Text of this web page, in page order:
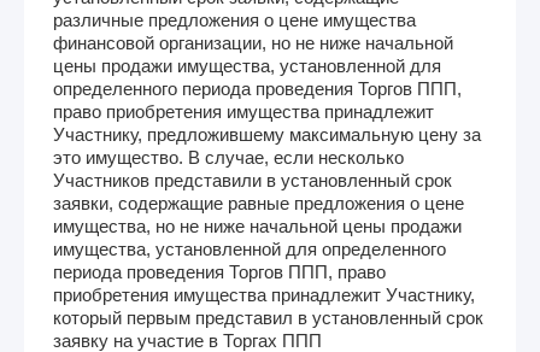
различные предложения о цене имущества
финансовой организации, но не ниже начальной
цены продажи имущества, установленной для
определенного периода проведения Торгов ППП,
право приобретения имущества принадлежит
Участнику, предложившему максимальную цену за
это имущество. В случае, если несколько
Участников представили в установленный срок
заявки, содержащие равные предложения о цене
имущества, но не ниже начальной цены продажи
имущества, установленной для определенного
периода проведения Торгов ППП, право
приобретения имущества принадлежит Участнику,
который первым представил в установленный срок
заявку на участие в Торгах ППП